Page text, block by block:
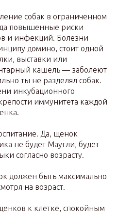
собак в ограниченном
повышенные риски
и инфекций. Болезни
домино, стоит одной
выставки или
кашель — заболеют
ты не разделял собак.
инкубационного
иммунитета каждой
Да, щенок
не будет Маугли, будет
согласно возрасту.
должен быть максимально
на возраст.
к клетке, спокойным